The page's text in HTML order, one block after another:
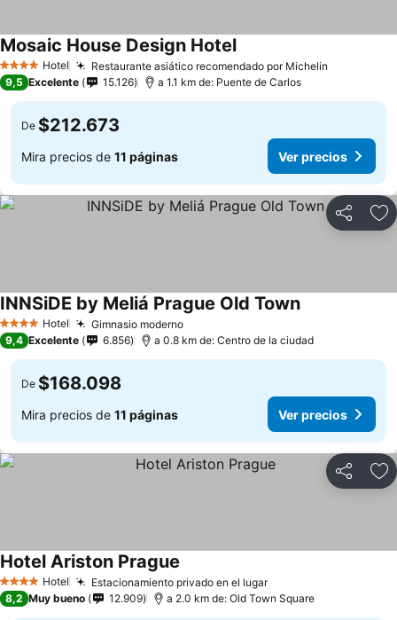
4 EstrellasHotel Restaurante asiático recomendado por Michelin
Mosaic House Design HotelVer precios
9,5 Excelente 15.126 a 1.1 km de: Puente de Carlos
De $212.673
Mira precios de 11 páginas Ver precios
Compartir
4 EstrellasHotel Gimnasio modernoVer precios
INNSiDE by Meliá Prague Old TownVer precios
9,4 Excelente 6.856 a 0.8 km de: Centro de la ciudad
De $168.098
Mira precios de 11 páginas Ver precios
Compartir
4 EstrellasHotel Estacionamiento privado en el lugarVer precios
Hotel Ariston Prague
8,2 Muy bueno 12.909 a 2.0 km de: Old Town Square